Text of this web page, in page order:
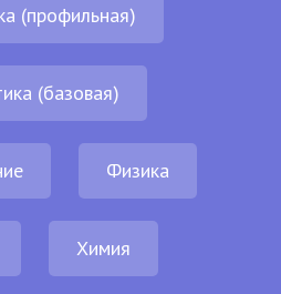
(профильная)
(базовая)
Физика
Химия